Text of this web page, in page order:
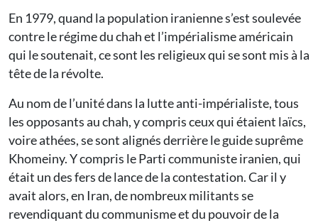
En 1979, quand la population iranienne s’est soulevée
contre le régime du chah et l’impérialisme américain
qui le soutenait, ce sont les religieux qui se sont mis à la
tête de la révolte.
Au nom de l’unité dans la lutte anti-impérialiste, tous
les opposants au chah, y compris ceux qui étaient laïcs,
voire athées, se sont alignés derrière le guide suprême
Khomeiny. Y compris le Parti communiste iranien, qui
était un des fers de lance de la contestation. Car il y
avait alors, en Iran, de nombreux militants se
revendiquant du communisme et du pouvoir de la